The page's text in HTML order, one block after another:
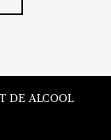
DE ALCOOL